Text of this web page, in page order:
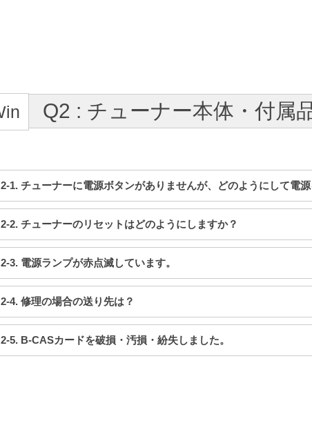
Q2 : チューナー本体・付属
2-1. チューナーに電源ボタンがありませんが、どのようにして電
2-2. チューナーのリセットはどのようにしますか？
2-3. 電源ランプが赤点滅しています。
2-4. 修理の場合の送り先は？
2-5. B-CASカードを破損・汚損・紛失しました。